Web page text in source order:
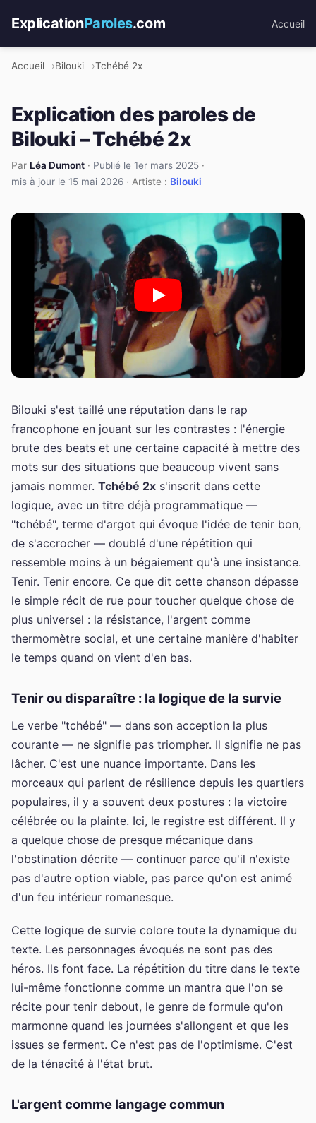
ExplicationParoles.com Accueil
Accueil Bilouki Tchébé 2x
Explication des paroles de
Bilouki – Tchébé 2x
Par Léa Dumont · Publié le 1er mars 2025 ·
mis à jour le 15 mai 2026 · Artiste : Bilouki
Bilouki s'est taillé une réputation dans le rap
francophone en jouant sur les contrastes : l'énergie
brute des beats et une certaine capacité à mettre des
mots sur des situations que beaucoup vivent sans
jamais nommer. Tchébé 2x s'inscrit dans cette
logique, avec un titre déjà programmatique —
"tchébé", terme d'argot qui évoque l'idée de tenir bon,
de s'accrocher — doublé d'une répétition qui
ressemble moins à un bégaiement qu'à une insistance.
Tenir. Tenir encore. Ce que dit cette chanson dépasse
le simple récit de rue pour toucher quelque chose de
plus universel : la résistance, l'argent comme
thermomètre social, et une certaine manière d'habiter
le temps quand on vient d'en bas.
Tenir ou disparaître : la logique de la survie
Le verbe "tchébé" — dans son acception la plus
courante — ne signifie pas triompher. Il signifie ne pas
lâcher. C'est une nuance importante. Dans les
morceaux qui parlent de résilience depuis les quartiers
populaires, il y a souvent deux postures : la victoire
célébrée ou la plainte. Ici, le registre est différent. Il y
a quelque chose de presque mécanique dans
l'obstination décrite — continuer parce qu'il n'existe
pas d'autre option viable, pas parce qu'on est animé
d'un feu intérieur romanesque.
Cette logique de survie colore toute la dynamique du
texte. Les personnages évoqués ne sont pas des
héros. Ils font face. La répétition du titre dans le texte
lui-même fonctionne comme un mantra que l'on se
récite pour tenir debout, le genre de formule qu'on
marmonne quand les journées s'allongent et que les
issues se ferment. Ce n'est pas de l'optimisme. C'est
de la ténacité à l'état brut.
L'argent comme langage commun